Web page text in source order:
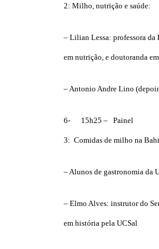
2: Milho, nutrição e saúde:
– Lilian Lessa: professora da
em nutrição, e doutoranda
– Antonio Andre Lino
6- 15h25 – Painel
3: Comidas de milho na
– Alunos de gastronomia da
– Elmo Alves: instrutor do
em história pela UCSal